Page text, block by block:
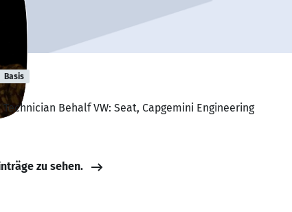
Basis
Behalf VW: Seat, Capgemini Engineering
zu sehen.